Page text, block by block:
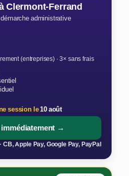
Clermont-Ferrand
administrative
(entreprises) · 3× sans frais
session le10 août
→
Apple Pay, Google Pay, PayPal